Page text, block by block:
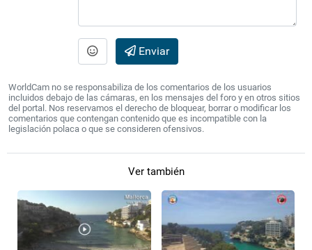
Enviar
WorldCam no se responsabiliza de los comentarios de los usuarios
incluidos debajo de las cámaras, en los mensajes del foro y en otros sitios
del portal. Nos reservamos el derecho de bloquear, borrar o modificar los
comentarios que contengan contenido que es incompatible con la
legislación polaca o que se consideren ofensivos.
Ver también